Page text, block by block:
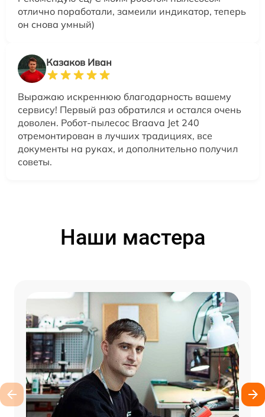
отлично поработали, замеили индикатор, теперь
он снова умный)
Казаков Иван
Выражаю искреннюю благодарность вашему
сервису! Первый раз обратился и остался очень
доволен. Робот-пылесос Braava Jet 240
отремонтирован в лучших традициях, все
документы на руках, и дополнительно получил
советы.
Наши мастера